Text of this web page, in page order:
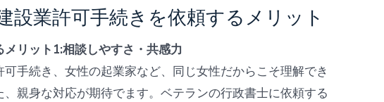
設業許可手続きを依頼するメリット
メリット1:相談しやすさ・共感力
手続き、女性の起業家など、同じ女性だからこそ理解でき
親身な対応が期待でます。ベテランの行政書士に依頼する